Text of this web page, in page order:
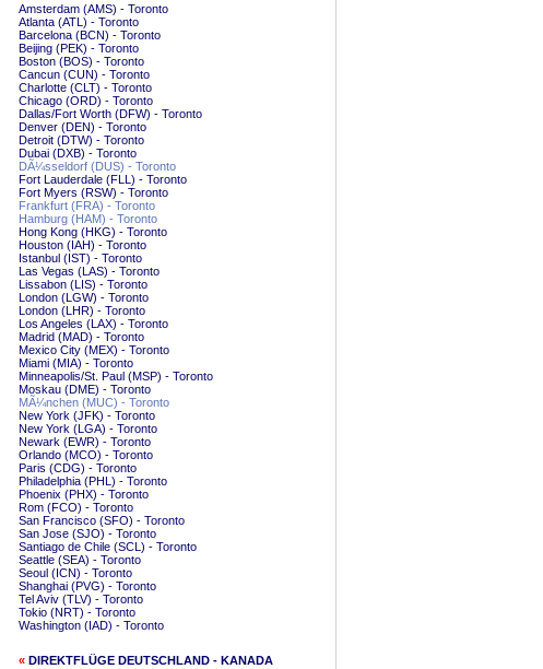
Amsterdam (AMS) - Toronto
Atlanta (ATL) - Toronto
Barcelona (BCN) - Toronto
Beijing (PEK) - Toronto
Boston (BOS) - Toronto
Cancun (CUN) - Toronto
Charlotte (CLT) - Toronto
Chicago (ORD) - Toronto
Dallas/Fort Worth (DFW) - Toronto
Denver (DEN) - Toronto
Detroit (DTW) - Toronto
Dubai (DXB) - Toronto
DÃ¼sseldorf (DUS) - Toronto
Fort Lauderdale (FLL) - Toronto
Fort Myers (RSW) - Toronto
Frankfurt (FRA) - Toronto
Hamburg (HAM) - Toronto
Hong Kong (HKG) - Toronto
Houston (IAH) - Toronto
Istanbul (IST) - Toronto
Las Vegas (LAS) - Toronto
Lissabon (LIS) - Toronto
London (LGW) - Toronto
London (LHR) - Toronto
Los Angeles (LAX) - Toronto
Madrid (MAD) - Toronto
Mexico City (MEX) - Toronto
Miami (MIA) - Toronto
Minneapolis/St. Paul (MSP) - Toronto
Moskau (DME) - Toronto
MÃ¼nchen (MUC) - Toronto
New York (JFK) - Toronto
New York (LGA) - Toronto
Newark (EWR) - Toronto
Orlando (MCO) - Toronto
Paris (CDG) - Toronto
Philadelphia (PHL) - Toronto
Phoenix (PHX) - Toronto
Rom (FCO) - Toronto
San Francisco (SFO) - Toronto
San Jose (SJO) - Toronto
Santiago de Chile (SCL) - Toronto
Seattle (SEA) - Toronto
Seoul (ICN) - Toronto
Shanghai (PVG) - Toronto
Tel Aviv (TLV) - Toronto
Tokio (NRT) - Toronto
Washington (IAD) - Toronto
« DIREKTFLÜGE DEUTSCHLAND - KANADA